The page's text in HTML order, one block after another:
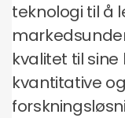
teknologi til å
kvalitet til
kvantitative